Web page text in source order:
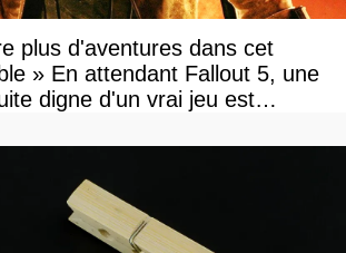
plus d'aventures dans cet
» En attendant Fallout 5, une
digne d'un vrai jeu est